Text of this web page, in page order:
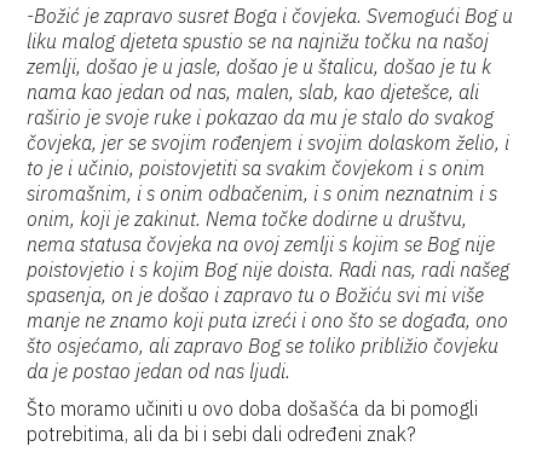
-Božić je zapravo susret Boga i čovjeka. Svemogući Bog u
liku malog djeteta spustio se na najnižu točku na našoj
zemlji, došao je u jasle, došao je u štalicu, došao je tu k
nama kao jedan od nas, malen, slab, kao djetešce, ali
raširio je svoje ruke i pokazao da mu je stalo do svakog
čovjeka, jer se svojim rođenjem i svojim dolaskom želio, i
to je i učinio, poistovjetiti sa svakim čovjekom i s onim
siromašnim, i s onim odbačenim, i s onim neznatnim i s
onim, koji je zakinut. Nema točke dodirne u društvu,
nema statusa čovjeka na ovoj zemlji s kojim se Bog nije
poistovjetio i s kojim Bog nije doista. Radi nas, radi našeg
spasenja, on je došao i zapravo tu o Božiću svi mi više
manje ne znamo koji puta izreći i ono što se događa, ono
što osjećamo, ali zapravo Bog se toliko približio čovjeku
da je postao jedan od nas ljudi.
Što moramo učiniti u ovo doba došašća da bi pomogli
potrebitima, ali da bi i sebi dali određeni znak?